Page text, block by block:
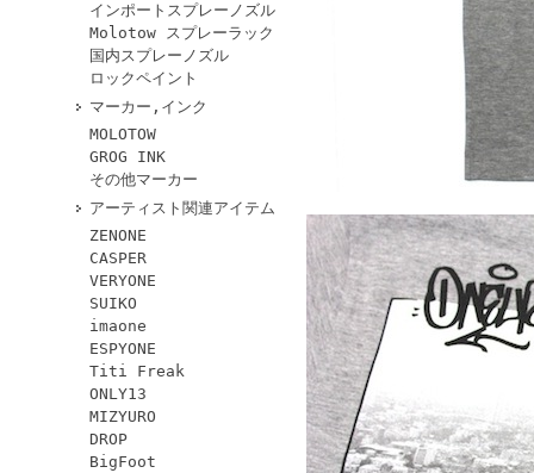
インポートスプレーノズル
Molotow スプレーラック
国内スプレーノズル
ロックペイント
マーカー,インク
MOLOTOW
GROG INK
その他マーカー
アーティスト関連アイテム
ZENONE
CASPER
VERYONE
SUIKO
imaone
ESPYONE
Titi Freak
ONLY13
MIZYURO
DROP
BigFoot